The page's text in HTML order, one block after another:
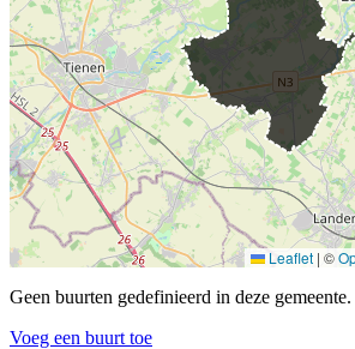
Leaflet | ©
Geen buurten gedefinieerd in deze gemeente.
Voeg een buurt toe